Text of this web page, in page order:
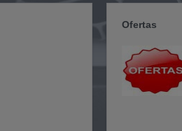
Ofertas